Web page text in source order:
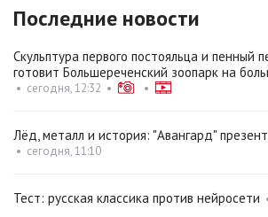
Последние новости
Скульптура первого постояльца и пенный
готовит Большереченский зоопарк на
• сегодня, 12:32 • •
Лёд, металл и история: "Авангард"
• сегодня, 11:10
Тест: русская классика против нейросети